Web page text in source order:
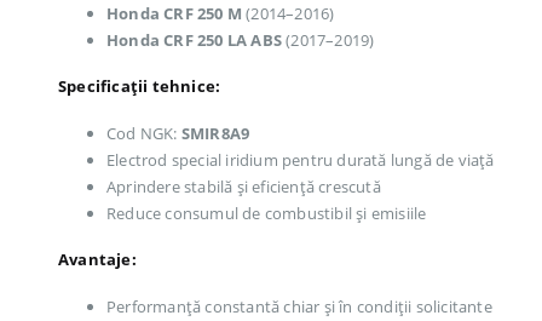
Honda CRF 250 M (2014–2016)
Honda CRF 250 LA ABS(2017–2019)
Specificații tehnice:
Cod NGK: SMIR8A9
Electrod special iridium pentru durată lungă de viață
Aprindere stabilă și eficiență crescută
Reduce consumul de combustibil și emisiile
Avantaje:
Performanță constantă chiar și în condiții solicitante